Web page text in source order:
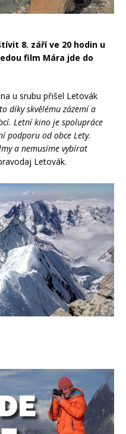
8. září ve 20 hodin u
film Mára jde do
u srubu přišel Letovák
díky skvělému zázemí a
Letní kino je spolupráce
podporu od obce Lety.
a nemusíme vybírat
Letovák.